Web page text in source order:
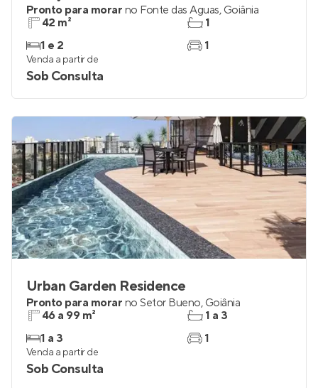
Pronto para morar no Fonte das Águas, Goiânia
42 m²
1 e 2
1
1
Venda a partir de
Sob Consulta
Urban Garden Residence
Pronto para morar no Setor Bueno, Goiânia
46 a 99 m²
1 a 3
1 a 3
1
Venda a partir de
Sob Consulta